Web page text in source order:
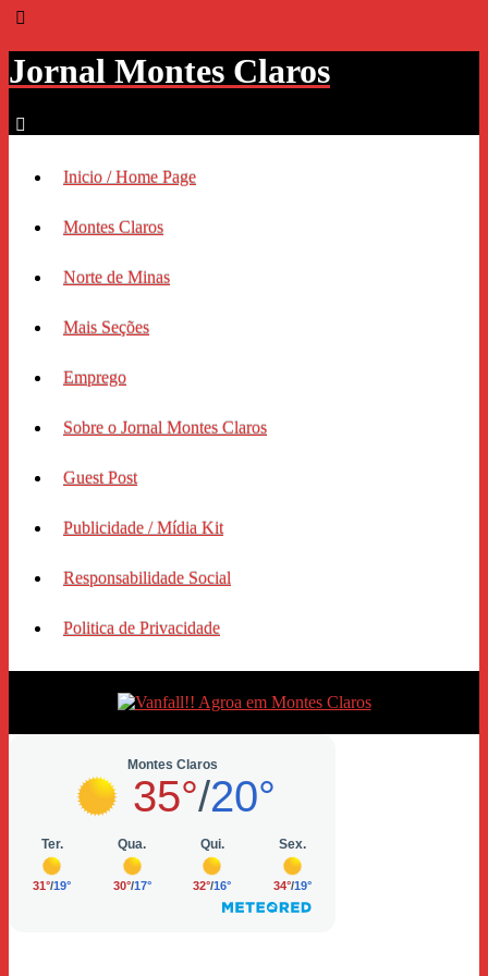
Jornal Montes Claros
Inicio / Home Page
Montes Claros
Norte de Minas
Mais Seções
Emprego
Sobre o Jornal Montes Claros
Guest Post
Publicidade / Mídia Kit
Responsabilidade Social
Politica de Privacidade